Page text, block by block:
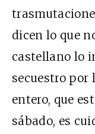
dicen lo que
castellano lo
secuestro por
entero, que
sábado, es